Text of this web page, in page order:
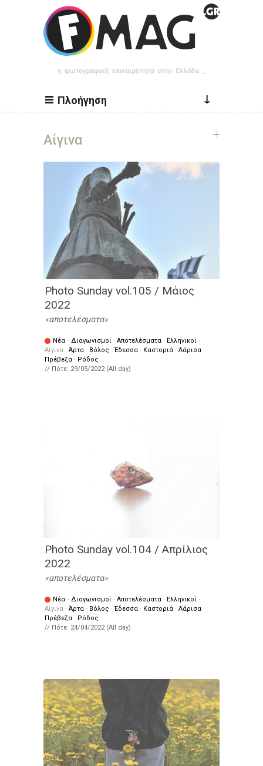
Παράκαμψη προς το κυρίως περιεχόμενο
Πλοήγηση ↓
Αίγινα
Photo Sunday vol.105 / Μάιος
2022
αποτελέσματα
Νέα · Διαγωνισμοί · Αποτελέσματα · Ελληνικοί ·
Αίγινα · Άρτα · Βόλος ·Έδεσσα · Καστοριά · Λάρισα ·
Πρέβεζα · Ρόδος
// Πότε: 29/05/2022 (All day)
Photo Sunday vol.104 / Απρίλιος
2022
αποτελέσματα
Νέα · Διαγωνισμοί · Αποτελέσματα · Ελληνικοί ·
Αίγινα · Άρτα · Βόλος ·Έδεσσα · Καστοριά · Λάρισα ·
Πρέβεζα · Ρόδος
// Πότε: 24/04/2022 (All day)
Σελίδες